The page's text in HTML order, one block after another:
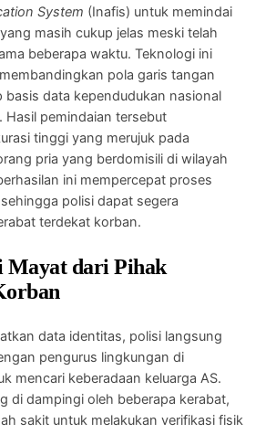
System (Inafis) untuk memindai
masih cukup jelas meski telah
beberapa waktu. Teknologi ini
pola garis tangan
basis data kependudukan nasional
Hasil pemindaian tersebut
tinggi yang merujuk pada
pria yang berdomisili di wilayah
ini mempercepat proses
polisi dapat segera
terdekat korban.
Mayat dari Pihak
data identitas, polisi langsung
pengurus lingkungan di
mencari keberadaan keluarga AS.
di dampingi oleh beberapa kerabat,
sakit untuk melakukan verifikasi fisik